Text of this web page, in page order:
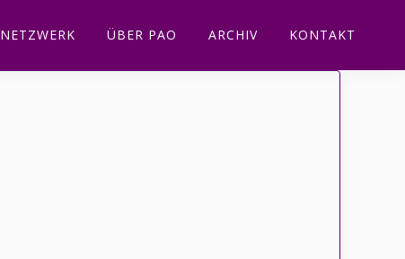
NETZWERK ÜBER PAO ARCHIV KONTAKT